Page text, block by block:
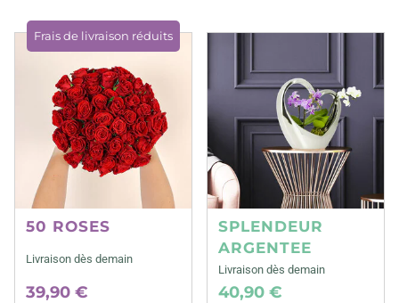
Frais de livraison réduits
50 ROSES
Livraison dès demain
39,90 €
SPLENDEUR
ARGENTEE
Livraison dès demain
40,90 €